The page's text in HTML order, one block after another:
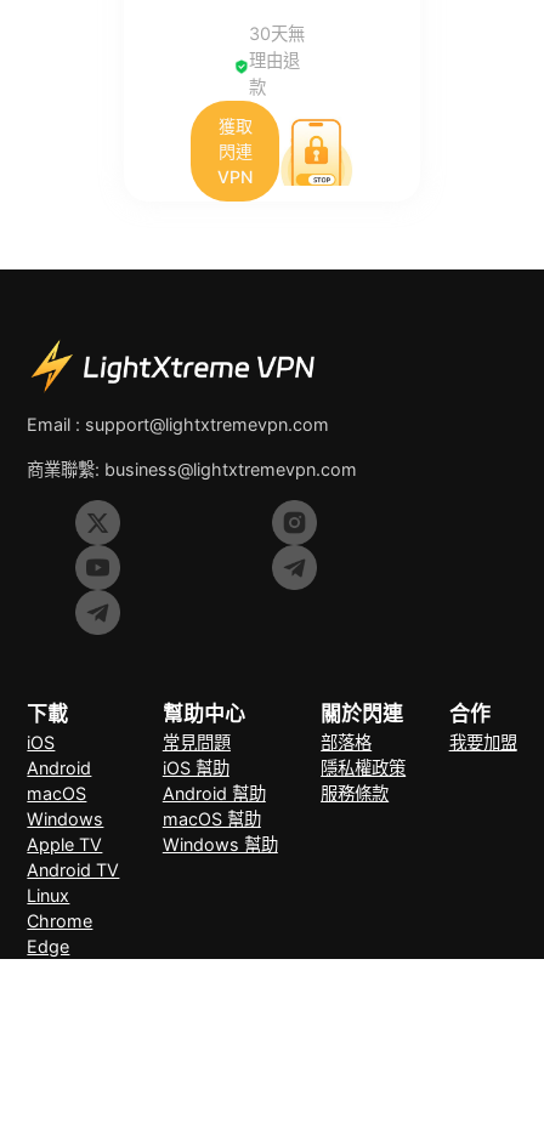
30天無
理由退
款
獲取
閃連
VPN
Email : support@lightxtremevpn.com
商業聯繫: business@lightxtremevpn.com
下載
iOS
Android
macOS
Windows
Apple TV
Android TV
Linux
Chrome
Edge
幫助中心
常見問題
iOS 幫助
Android 幫助
macOS 幫助
Windows 幫助
關於閃連
部落格
隱私權政策
服務條款
合作
我要加盟